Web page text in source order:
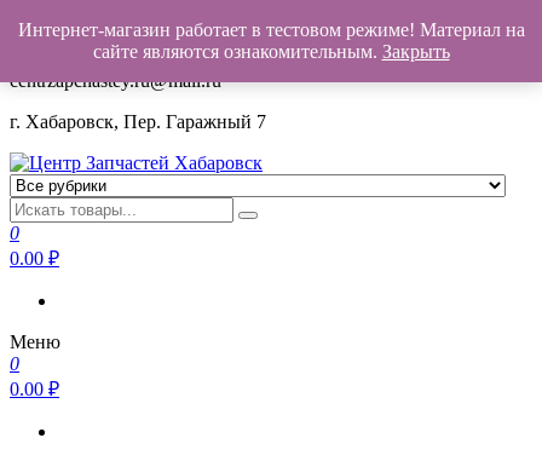
+7(962)503-00-25
centrzapchastey.ru@mail.ru
г. Хабаровск, Пер. Гаражный 7
Центр Запчастей Хабаровск
Запчасти для авто,
мото,бензопил,велосипедов,снегоходов,бензопил и т.д.
Хабаровск
0
0.00 ₽
Меню
0
0.00 ₽
Интернет-магазин работает в тестовом режиме! Материал на
сайте являются ознакомительным. Закрыть